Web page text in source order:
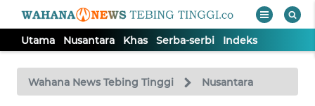
Utama Nusantara Khas Serba-serbi Indeks
Wahana News Tebing Tinggi Nusantara
TV
Tutup